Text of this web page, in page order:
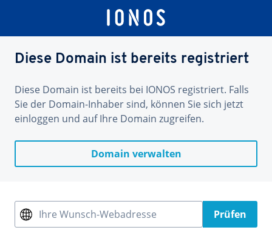
Diese Domain ist bereits registriert
Diese Domain ist bereits bei IONOS registriert. Falls
Sie der Domain-Inhaber sind, können Sie sich jetzt
einloggen und auf Ihre Domain zugreifen.
Domain verwalten
Ihre Wunsch-Webadresse Prüfen